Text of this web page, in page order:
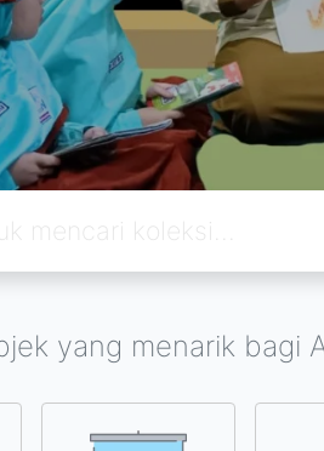
yang menarik bagi